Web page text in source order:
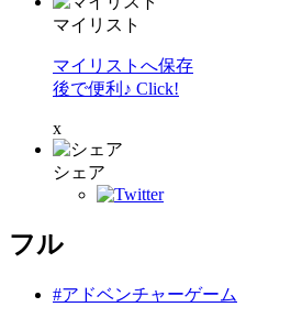
マイリスト
マイリストへ保存
後で便利♪ Click!
x
シェア
フル
#アドベンチャーゲーム